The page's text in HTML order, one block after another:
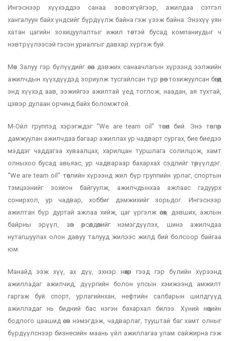
Ингэснээр хүүхэддээ санаа зовохгүйгээр, ажилдаа сэтгэл
хангалуун байх үндсийг бүрдүүлж байна гэж үзэж байна. Энэхүү уян
хатан цагийн зохицуулалтыг ижил төстэй бусад компаниудыг ч
нэвтрүүлээсэй гэсэн уриалгыг давхар хүргэж буй.
Мөн Залуу гэр бүлүүдийг өсөн дэвжих санаачлагын хүрээнд ээлжийн
ажилчдын хүүхдүүдэд зориулж тусгайлсан түр өрөөг тохижуулсан бөгөөд
энд хүүхэд аав, ээжийгээ ажилтай үед тоглож, наадан, ая тухтай,
цэвэр дулаан орчинд байх боломжтой.
М-Ойл группэд хэрэгждэг “We are team oil” төсөл бий. Энэ төслөөр
дамжуулан ажилчдаа багаар ажиллах ур чадварт сургах, бие биедээ
мэддэг чаддагаа хуваалцах, харилцан туршлага солилцож, хамт
олныхоо бусад авьяас, ур чадвараар бахархах сэдлийг төрүүлдэг.
“We are team oil” төслийн хүрээнд жил бүр группийн урлаг, спортын
тэмцээнийг зохион байгуулж, ажилчдынхаа ажлаас гадуурх
сонирхол, ур чадвар, хоббиг дэмжихийг зорьдог. Ингэснээр
ажилтан бүр дуртай ажлаа хийж, цаг үргэлж өсөх, дэвших, ажлын
байрны эрүүл, зөв өрсөлдөөнийг нэмэгдүүлэх, шинэ ажилчдаа
нутагшуулах олон давуу талууд жилээс жилд бий болсоор байгаа
юм.
Манайд ээж хүү, ах дүү, эхнэр нөхөр гээд гэр бүлийн хүрээнд
ажилладаг ажилчид, дүүргийн болон улсын хэмжээнд амжилт
гаргаж буй спорт, урлагийнхан, нефтийн салбарын шилдгүүд
ажилладаг нь бидний бас нэгэн бахархал билээ. Хүний нөөцийн
бодлого цаашид өсөн нэмэгдэж, чадварлаг, тууштай баг хамт олныг
бүрдүүлснээр бизнесийн маань үйл ажиллагаа улам сайжирна гэж